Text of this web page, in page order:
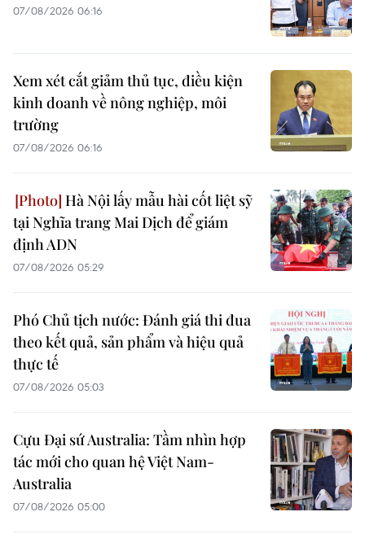
07/08/2026 06:16
Xem xét cắt giảm thủ tục, điều kiện
kinh doanh về nông nghiệp, môi
trường
07/08/2026 06:16
Hà Nội lấy mẫu hài cốt liệt sỹ
tại Nghĩa trang Mai Dịch để giám
định ADN
07/08/2026 05:29
Phó Chủ tịch nước: Đánh giá thi đua
theo kết quả, sản phẩm và hiệu quả
thực tế
07/08/2026 05:03
Cựu Đại sứ Australia: Tầm nhìn hợp
tác mới cho quan hệ Việt Nam-
Australia
07/08/2026 05:00